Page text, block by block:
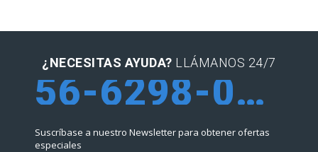
¿NECESITAS AYUDA? LLÁMANOS 24/7
56-6298-0952
Suscríbase a nuestro Newsletter para obtener ofertas
especiales